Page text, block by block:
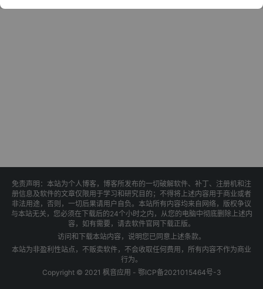
免责声明：本站为个人博客，博客所发布的一切破解软件、补丁、注册机和注
册信息及软件的文章仅限用于学习和研究目的；不得将上述内容用于商业或者
非法用途，否则，一切后果请用户自负。本站所有内容均来自网络，版权争议
与本站无关，您必须在下载后的24个小时之内，从您的电脑中彻底删除上述内
容，如有需要，请去软件官网下载正版。
访问和下载本站内容，说明您已同意上述条款。
本站为非盈利性站点，不贩卖软件，不会收取任何费用，所有内容不作为商业
行为。
Copyright © 2021 枫音应用 - 鄂ICP备2021015464号-3